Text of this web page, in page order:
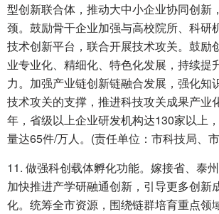
型创新联合体，推动大中小企业协同创新
颈。鼓励骨干企业加强与高校院所、科研
技术创新平台，联合开展技术攻关。鼓励
业专业化、精细化、特色化发展，持续提
力。加强产业链创新链融合发展，强化知
技术攻关的支撑，推进科技攻关成果产业
年，省级以上企业研发机构达130家以上
量达65件/万人。(责任单位：市科技局、
11. 做强科创载体孵化功能。嫁接省、泰
加快推进产学研融通创新，引导更多创新
化。统筹全市资源，围绕链群培育重点领